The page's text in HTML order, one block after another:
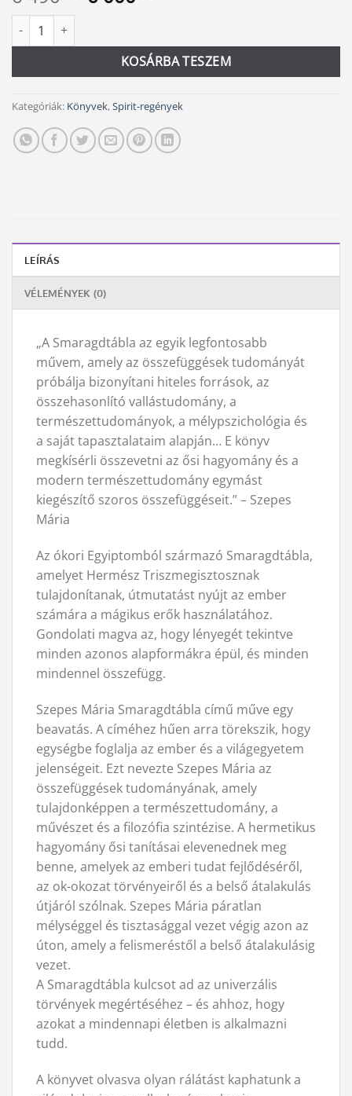
6
490 Ft.
6
000 Ft.
Smaragdtábla mennyiség
KOSÁRBA TESZEM
Alternative:
Kategóriák: Könyvek,Spirit-regények
LEÍRÁS
VÉLEMÉNYEK (0)
„A Smaragdtábla az egyik legfontosabb
művem, amely az összefüggések tudományát
próbálja bizonyítani hiteles források, az
összehasonlító vallástudomány, a
természettudományok, a mélypszichológia és
a saját tapasztalataim alapján… E könyv
megkísérli összevetni az ősi hagyomány és a
modern természettudomány egymást
kiegészítő szoros összefüggéseit.” – Szepes
Mária
Az ókori Egyiptomból származó Smaragdtábla,
amelyet Hermész Triszmegisztosznak
tulajdonítanak, útmutatást nyújt az ember
számára a mágikus erők használatához.
Gondolati magva az, hogy lényegét tekintve
minden azonos alapformákra épül, és minden
mindennel összefügg.
Szepes Mária Smaragdtábla című műve egy
beavatás. A címéhez hűen arra törekszik, hogy
egységbe foglalja az ember és a világegyetem
jelenségeit. Ezt nevezte Szepes Mária az
összefüggések tudományának, amely
tulajdonképpen a természettudomány, a
művészet és a filozófia szintézise. A hermetikus
hagyomány ősi tanításai elevenednek meg
benne, amelyek az emberi tudat fejlődéséről,
az ok-okozat törvényeiről és a belső átalakulás
útjáról szólnak. Szepes Mária páratlan
mélységgel és tisztasággal vezet végig azon az
úton, amely a felismeréstől a belső átalakulásig
vezet.
A Smaragdtábla kulcsot ad az univerzális
törvények megértéséhez – és ahhoz, hogy
azokat a mindennapi életben is alkalmazni
tudd.
A könyvet olvasva olyan rálátást kaphatunk a